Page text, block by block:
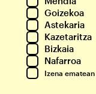
Goizekoa
Astekaria
Kazetaritza
Bizkaia
Nafarroa
Izena ematean